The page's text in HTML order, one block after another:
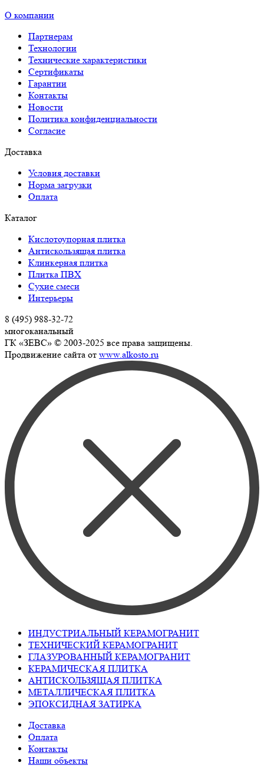
О компании
Партнерам
Технологии
Технические характеристики
Сертификаты
Гарантии
Контакты
Новости
Политика конфиденциальности
Согласие
Доставка
Условия доставки
Норма загрузки
Оплата
Каталог
Кислотоупорная плитка
Антискользящая плитка
Клинкерная плитка
Плитка ПВХ
Сухие смеси
Интерьеры
8 (495) 988-32-72
многоканальный
ГК «ЗЕВС» © 2003-2025 все права защищены.
Продвижение сайта от www.alkosto.ru
ИНДУСТРИАЛЬНЫЙ КЕРАМОГРАНИТ
ТЕХНИЧЕСКИЙ КЕРАМОГРАНИТ
ГЛАЗУРОВАННЫЙ КЕРАМОГРАНИТ
КЕРАМИЧЕСКАЯ ПЛИТКА
АНТИСКОЛЬЗЯЩАЯ ПЛИТКА
МЕТАЛЛИЧЕСКАЯ ПЛИТКА
ЭПОКСИДНАЯ ЗАТИРКА
Доставка
Оплата
Контакты
Наши объекты